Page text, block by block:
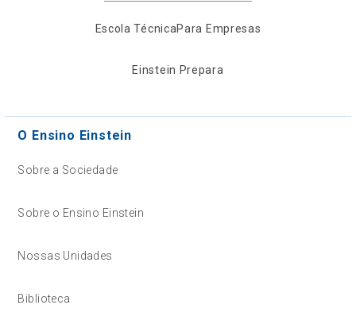
Escola TécnicaPara Empresas
Einstein Prepara
O Ensino Einstein
Sobre a Sociedade
Sobre o Ensino Einstein
Nossas Unidades
Biblioteca